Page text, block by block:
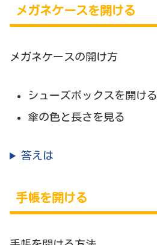
メガネケースを開ける
メガネケースの開け方
シューズボックスを開ける
傘の色と長さを見る
答えは
手帳を開ける